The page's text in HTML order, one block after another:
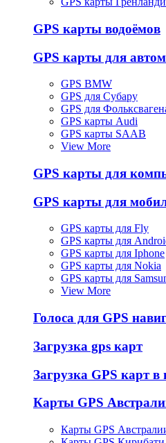
GPS карты водоёмов
GPS карты для
GPS BMW
GPS для Субару
GPS для
GPS карты Audi
GPS карты SAAB
View More
GPS карты для
GPS карты для
GPS карты для Fly
GPS карты для
GPS карты для Iphone
GPS карты для Nokia
GPS карты для
View More
Голоса для GPS
Загрузка gps карт
Загрузка GPS карт в
Карты GPS
Карты GPS